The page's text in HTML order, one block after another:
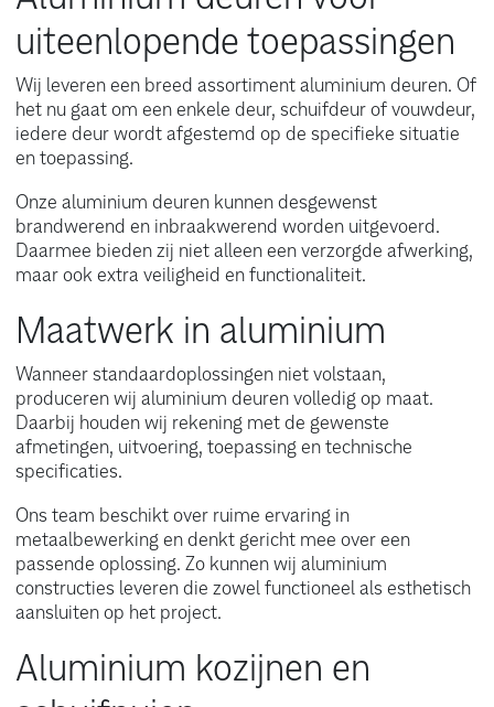
uiteenlopende toepassingen
Wij leveren een breed assortiment aluminium deuren. Of
het nu gaat om een enkele deur, schuifdeur of vouwdeur,
iedere deur wordt afgestemd op de specifieke situatie
en toepassing.
Onze aluminium deuren kunnen desgewenst
brandwerend en inbraakwerend worden uitgevoerd.
Daarmee bieden zij niet alleen een verzorgde afwerking,
maar ook extra veiligheid en functionaliteit.
Maatwerk in aluminium
Wanneer standaardoplossingen niet volstaan,
produceren wij aluminium deuren volledig op maat.
Daarbij houden wij rekening met de gewenste
afmetingen, uitvoering, toepassing en technische
specificaties.
Ons team beschikt over ruime ervaring in
metaalbewerking en denkt gericht mee over een
passende oplossing. Zo kunnen wij aluminium
constructies leveren die zowel functioneel als esthetisch
aansluiten op het project.
Aluminium kozijnen en